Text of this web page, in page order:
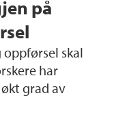
på
skal
har
grad av